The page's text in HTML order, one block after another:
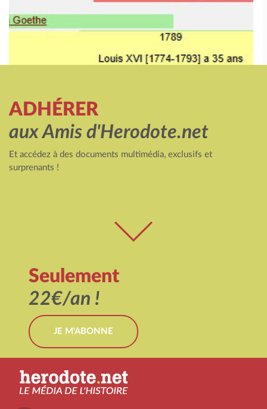
ADHÉRER
aux Amis d'Herodote.net
Et accédez à des documents multimédia, exclusifs et
surprenants !
Seulement
22€/an !
JE M'ABONNE